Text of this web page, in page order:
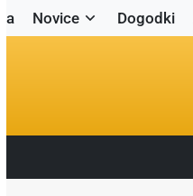
Novice Dogodki